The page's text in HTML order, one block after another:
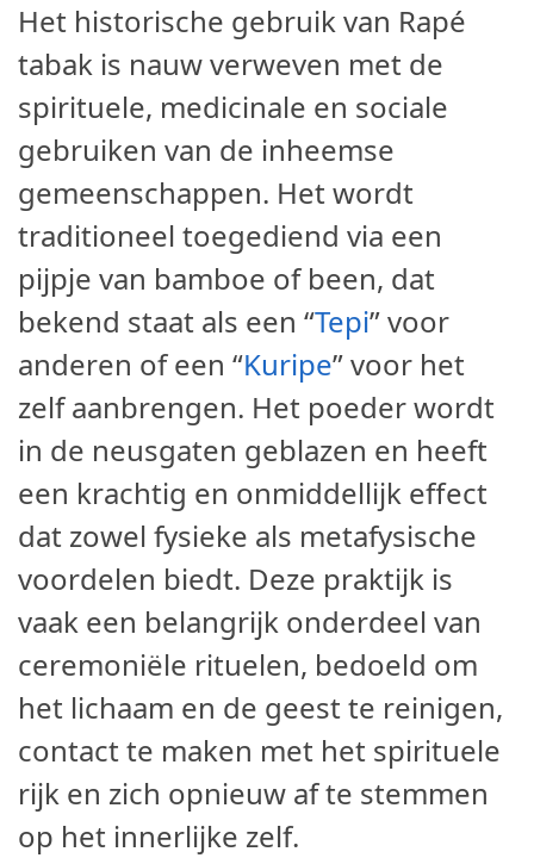
Het historische gebruik van Rapé
tabak is nauw verweven met de
spirituele, medicinale en sociale
gebruiken van de inheemse
gemeenschappen. Het wordt
traditioneel toegediend via een
pijpje van bamboe of been, dat
bekend staat als een “Tepi” voor
anderen of een “Kuripe” voor het
zelf aanbrengen. Het poeder wordt
in de neusgaten geblazen en heeft
een krachtig en onmiddellijk effect
dat zowel fysieke als metafysische
voordelen biedt. Deze praktijk is
vaak een belangrijk onderdeel van
ceremoniële rituelen, bedoeld om
het lichaam en de geest te reinigen,
contact te maken met het spirituele
rijk en zich opnieuw af te stemmen
op het innerlijke zelf.